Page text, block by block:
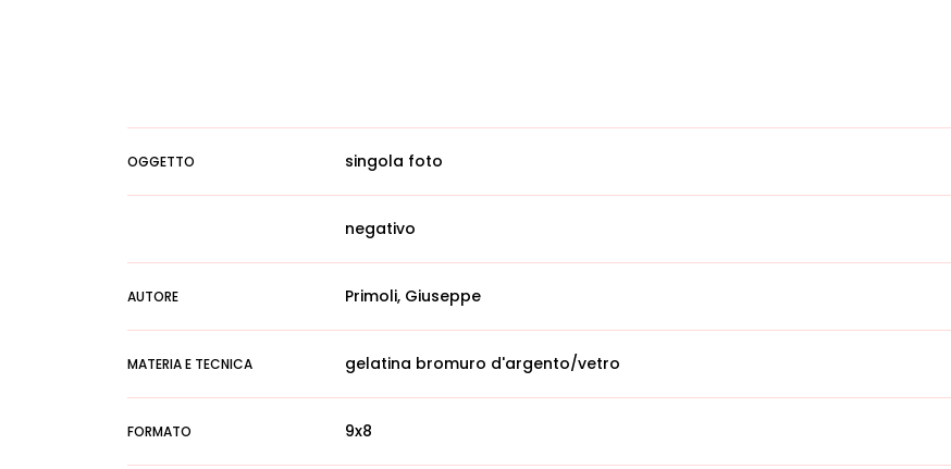
OGGETTO singola foto
negativo
AUTORE Primoli, Giuseppe
MATERIA E TECNICA gelatina bromuro d'argento/vetro
FORMATO 9x8